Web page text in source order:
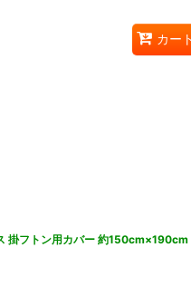
カー
掛フトン用カバー 約